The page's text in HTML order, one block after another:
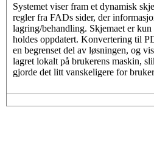
Systemet viser fram et dynamisk
regler fra FADs sider, der
lagring/behandling. Skjemaet er
holdes oppdatert. Konvertering til
en begrenset del av løsningen, og
lagret lokalt på brukerens maskin,
gjorde det litt vanskeligere for